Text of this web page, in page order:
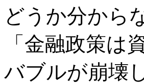
どうか分から
「金融政策は
バブルが崩壊